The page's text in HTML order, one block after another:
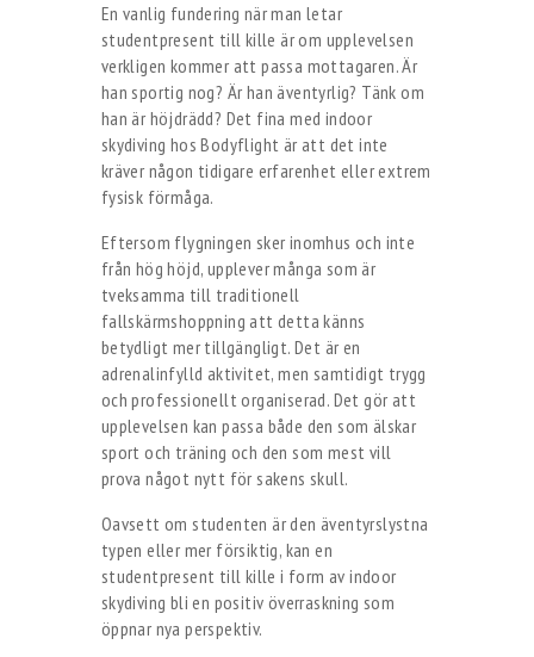
En vanlig fundering när man letar
studentpresent till kille är om upplevelsen
verkligen kommer att passa mottagaren. Är
han sportig nog? Är han äventyrlig? Tänk om
han är höjdrädd? Det fina med indoor
skydiving hos Bodyflight är att det inte
kräver någon tidigare erfarenhet eller extrem
fysisk förmåga.
Eftersom flygningen sker inomhus och inte
från hög höjd, upplever många som är
tveksamma till traditionell
fallskärmshoppning att detta känns
betydligt mer tillgängligt. Det är en
adrenalinfylld aktivitet, men samtidigt trygg
och professionellt organiserad. Det gör att
upplevelsen kan passa både den som älskar
sport och träning och den som mest vill
prova något nytt för sakens skull.
Oavsett om studenten är den äventyrslystna
typen eller mer försiktig, kan en
studentpresent till kille i form av indoor
skydiving bli en positiv överraskning som
öppnar nya perspektiv.